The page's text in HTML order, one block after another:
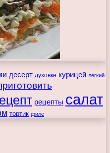
десерт духовке курицей легкий
рецепты салат
тортик филе